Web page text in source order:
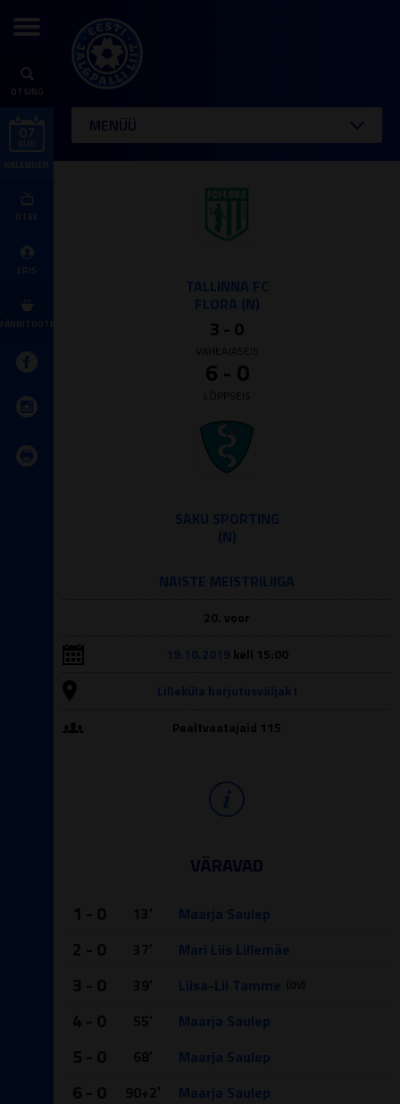
OTSING
OTSE
ERIS
FÄNNITOOTED
MENÜÜ
TALLINNA FC
FLORA (N)
3 - 0
VAHEAJASEIS
6 - 0
LÕPPSEIS
SAKU SPORTING
(N)
NAISTE MEISTRILIIGA
20. voor
19.10.2019 kell 15:00
Lilleküla harjutusväljak I
Pealtvaatajaid 115
VÄRAVAD
Maarja Saulep
Mari Liis Lillemäe
Liisa-Lii Tamme
Maarja Saulep
Maarja Saulep
Maarja Saulep